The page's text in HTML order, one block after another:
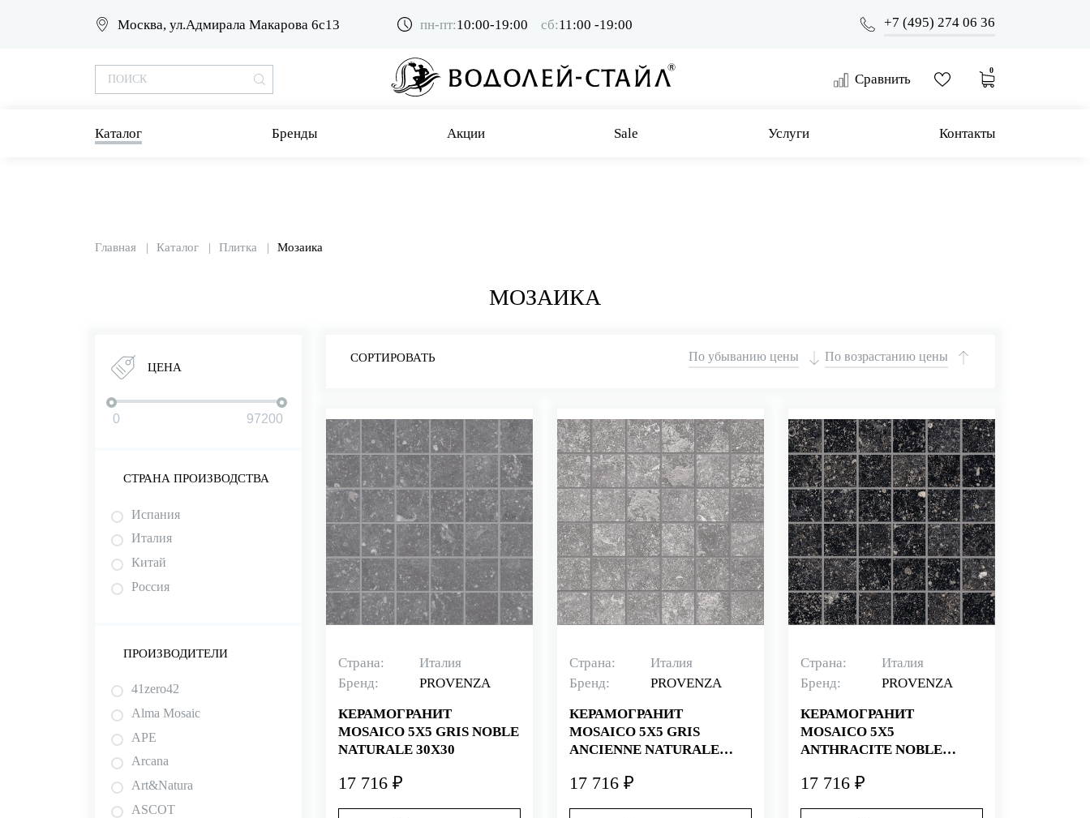
Москва, ул.Адмирала Макарова 6с13 пн-пт:10:00-19:00 сб:11:00 -19:00 +7 (495) 274 06 36
Сравнить
0
Каталог Бренды Акции Sale Услуги Контакты
Главная Каталог Плитка Мозаика
МОЗАИКА
ЦЕНА
СТРАНА ПРОИЗВОДСТВА
Испания
Италия
Китай
Россия
ПРОИЗВОДИТЕЛИ
41zero42
Alma Mosaic
APE
Arcana
Art&Natura
ASCOT
СОРТИРОВАТЬ По убыванию цены По возрастанию цены
Страна:
Италия
Бренд:
PROVENZA
КЕРАМОГРАНИТ
MOSAICO 5X5 GRIS NOBLE
NATURALE 30X30
17 716 ₽
Страна:
Италия
Бренд:
PROVENZA
КЕРАМОГРАНИТ
MOSAICO 5X5 GRIS
ANCIENNE NATURALE
17 716 ₽
Страна:
Италия
Бренд:
PROVENZA
КЕРАМОГРАНИТ
MOSAICO 5X5
ANTHRACITE NOBLE
17 716 ₽